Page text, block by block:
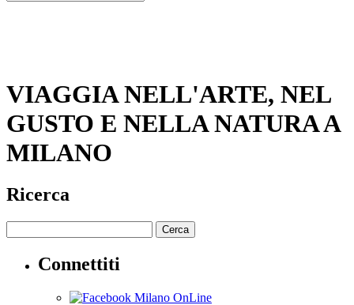
VIAGGIA NELL'ARTE, NEL
GUSTO E NELLA NATURA A
MILANO
Ricerca
Cerca
Connettiti